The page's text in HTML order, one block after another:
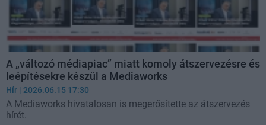
A „változó médiapiac” miatt komoly átszervezésre és
leépítésekre készül a Mediaworks
Hír | 2026.06.15 17:30
A Mediaworks hivatalosan is megerősítette az átszervezés
hírét.